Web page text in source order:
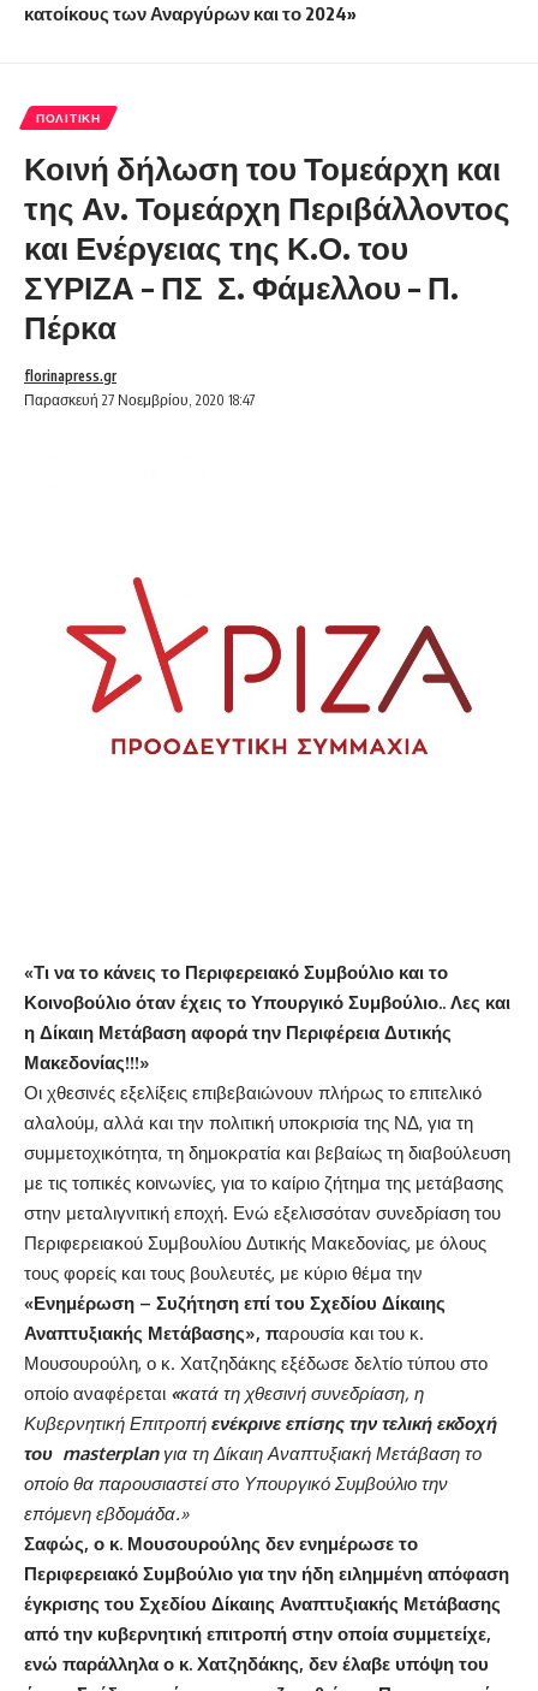
κατοίκους των Αναργύρων και το 2024»
ΠΟΛΙΤΙΚΉ
Κοινή δήλωση του Τομεάρχη και
της Αν. Τομεάρχη Περιβάλλοντος
και Ενέργειας της Κ.Ο. του
ΣΥΡΙΖΑ – ΠΣ Σ. Φάμελλου – Π.
Πέρκα
Παρασκευή 27 Νοεμβρίου, 2020 18:47
florinapress.gr
«Τι να το κάνεις το Περιφερειακό Συμβούλιο και το
Κοινοβούλιο όταν έχεις το Υπουργικό Συμβούλιο.. Λες και
η Δίκαιη Μετάβαση αφορά την Περιφέρεια Δυτικής
Μακεδονίας!!!»
Οι χθεσινές εξελίξεις επιβεβαιώνουν πλήρως το επιτελικό
αλαλούμ, αλλά και την πολιτική υποκρισία της ΝΔ, για τη
συμμετοχικότητα, τη δημοκρατία και βεβαίως τη διαβούλευση
με τις τοπικές κοινωνίες, για το καίριο ζήτημα της μετάβασης
στην μεταλιγνιτική εποχή. Ενώ εξελισσόταν συνεδρίαση του
Περιφερειακού Συμβουλίου Δυτικής Μακεδονίας, με όλους
τους φορείς και τους βουλευτές, με κύριο θέμα την
«Ενημέρωση – Συζήτηση επί του Σχεδίου Δίκαιης
Αναπτυξιακής Μετάβασης», παρουσία και του κ.
Μουσουρούλη, ο κ. Χατζηδάκης εξέδωσε δελτίο τύπου στο
οποίο αναφέρεται «κατά τη χθεσινή συνεδρίαση, η
Κυβερνητική Επιτροπή ενέκρινε επίσης την τελική εκδοχή
του masterplan για τη Δίκαιη Αναπτυξιακή Μετάβαση το
οποίο θα παρουσιαστεί στο Υπουργικό Συμβούλιο την
επόμενη εβδομάδα.»
Σαφώς, ο κ. Μουσουρούλης δεν ενημέρωσε το
Περιφερειακό Συμβούλιο για την ήδη ειλημμένη απόφαση
έγκρισης του Σχεδίου Δίκαιης Αναπτυξιακής Μετάβασης
από την κυβερνητική επιτροπή στην οποία συμμετείχε,
ενώ παράλληλα ο κ. Χατζηδάκης, δεν έλαβε υπόψη του